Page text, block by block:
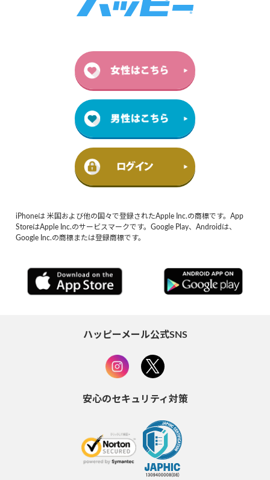
iPhoneは 米国および他の国々で登録されたApple Inc.の商標です。App
StoreはApple Inc.のサービスマークです。Google Play、Androidは、
Google Inc.の商標または登録商標です。
ハッピーメール公式SNS
安心のセキュリティ対策